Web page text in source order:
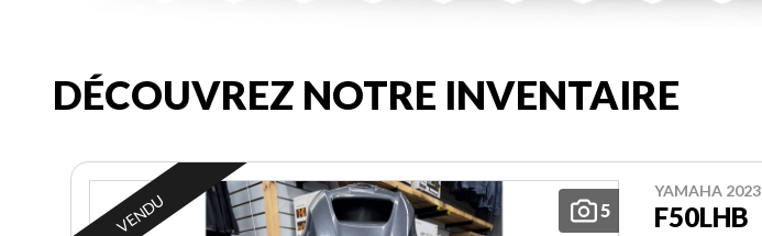
DÉCOUVREZ NOTRE INVENTAIRE
5
VENDU
YAMAHA 2023
F50LHB